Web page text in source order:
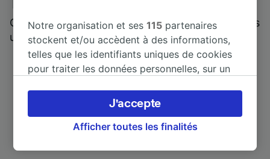
Qui mieux pour parler de nous, que ceux qui nous
utilisent ?
Notre organisation et ses115 partenaires
stockent et/ou accèdent à des informations,
telles que les identifiants uniques de cookies
pour traiter les données personnelles, sur un
préférences, notamment en exerçant votre
droit d’opposition à l’intérêt légitime, en
cliquant ci-dessous ou à tout moment sur la
Afficher toutes les finalités
J'accepte